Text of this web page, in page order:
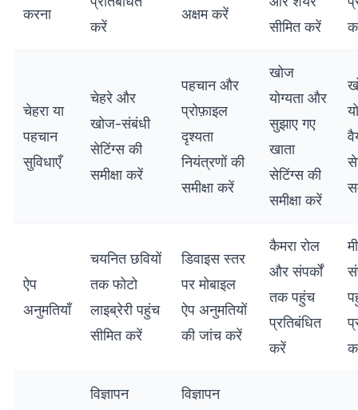
करना
करें
अक्षम करें
सीमित करें
चेहरा या
पहचान
सुविधाएँ
चेहरे और
खोज-संबंधी
सेटिंग्स की
समीक्षा करें
पहचान और
प्रोफ़ाइल
दृश्यता
नियंत्रणों की
समीक्षा करें
खोज
योग्यता और
सुझाए गए
खाता
सेटिंग्स की
समीक्षा करें
ऐप
अनुमतियाँ
चयनित छवियों
तक फोटो
लाइब्रेरी पहुंच
सीमित करें
डिवाइस स्तर
पर मोबाइल
ऐप अनुमतियों
की जांच करें
कैमरा रोल
और संपर्कों
तक पहुंच
प्रतिबंधित
करें
विज्ञापन
विज्ञापन